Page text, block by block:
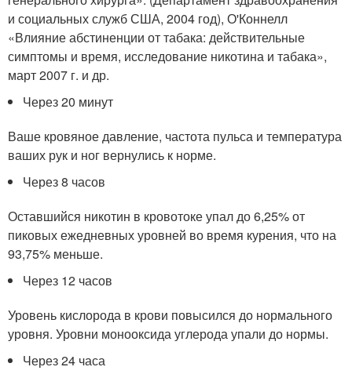
и социальных служб США, 2004 год), О'Коннелл
«Влияние абстиненции от табака: действительные
симптомы и время, исследование никотина и табака»,
март 2007 г. и др.
Через 20 минут
Ваше кровяное давление, частота пульса и температура
ваших рук и ног вернулись к норме.
Через 8 часов
Оставшийся никотин в кровотоке упал до 6,25% от
пиковых ежедневных уровней во время курения, что на
93,75% меньше.
Через 12 часов
Уровень кислорода в крови повысился до нормального
уровня. Уровни монооксида углерода упали до нормы.
Через 24 часа